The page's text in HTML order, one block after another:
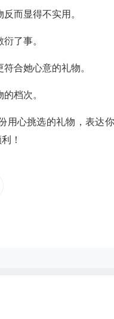
而显得不实用。
了事。
合她心意的礼物。
档次。
用心挑选的礼物，表达
！